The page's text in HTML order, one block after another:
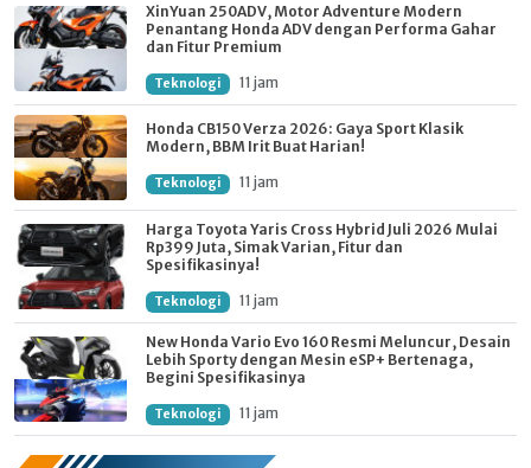
XinYuan 250ADV, Motor Adventure Modern
Penantang Honda ADV dengan Performa Gahar
dan Fitur Premium
Teknologi 11 jam
Honda CB150 Verza 2026: Gaya Sport Klasik
Modern, BBM Irit Buat Harian!
Teknologi 11 jam
Harga Toyota Yaris Cross Hybrid Juli 2026 Mulai
Rp399 Juta, Simak Varian, Fitur dan
Spesifikasinya!
Teknologi 11 jam
New Honda Vario Evo 160 Resmi Meluncur, Desain
Lebih Sporty dengan Mesin eSP+ Bertenaga,
Begini Spesifikasinya
Teknologi 11 jam